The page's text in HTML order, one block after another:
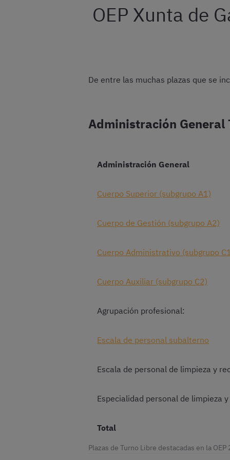
OEP Xunta de
De entre las muchas plazas que se
Administración General
Administración General
Cuerpo Superior (subgrupo A1)
Cuerpo de Gestión (subgrupo A2)
Cuerpo Administrativo (subgrupo
Cuerpo Auxiliar (subgrupo C2)
Agrupación profesional:
Escala de personal subalterno
Escala de personal de limpieza y
Especialidad personal de limpieza
Total
Plazas de Turno Libre destacadas en la